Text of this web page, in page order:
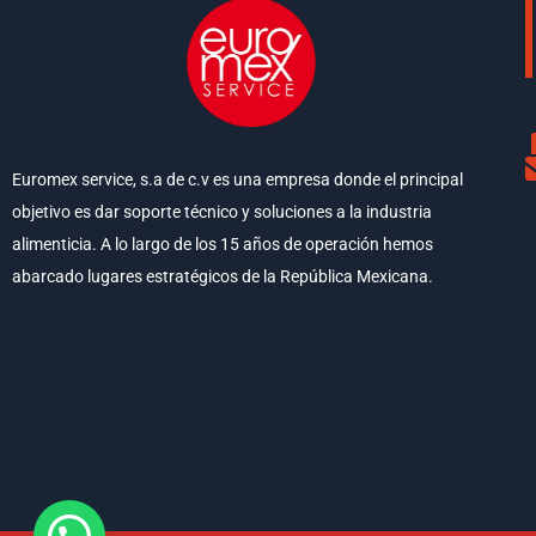
Euromex service, s.a de c.v es una empresa donde el principal
objetivo es dar soporte técnico y soluciones a la industria
alimenticia. A lo largo de los 15 años de operación hemos
abarcado lugares estratégicos de la República Mexicana.